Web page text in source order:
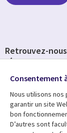
Ressources
Retrouvez-
réseaux
Social
Media
FRANCE
Consentement
Nous utilisons
garantir un site
bon
D’autres sont